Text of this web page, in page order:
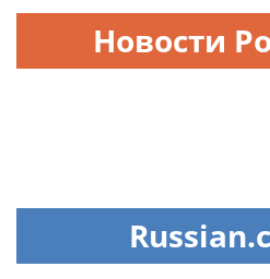
Новости